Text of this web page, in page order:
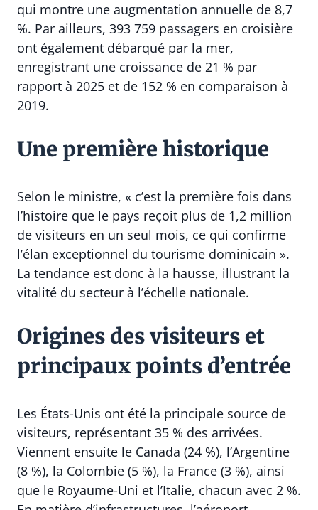
qui montre une augmentation annuelle de 8,7
%. Par ailleurs, 393 759 passagers en croisière
ont également débarqué par la mer,
enregistrant une croissance de 21 % par
rapport à 2025 et de 152 % en comparaison à
2019.
Une première historique
Selon le ministre, « c’est la première fois dans
l’histoire que le pays reçoit plus de 1,2 million
de visiteurs en un seul mois, ce qui confirme
l’élan exceptionnel du tourisme dominicain ».
La tendance est donc à la hausse, illustrant la
vitalité du secteur à l’échelle nationale.
Origines des visiteurs et
principaux points d’entrée
Les États-Unis ont été la principale source de
visiteurs, représentant 35 % des arrivées.
Viennent ensuite le Canada (24 %), l’Argentine
(8 %), la Colombie (5 %), la France (3 %), ainsi
que le Royaume-Uni et l’Italie, chacun avec 2 %.